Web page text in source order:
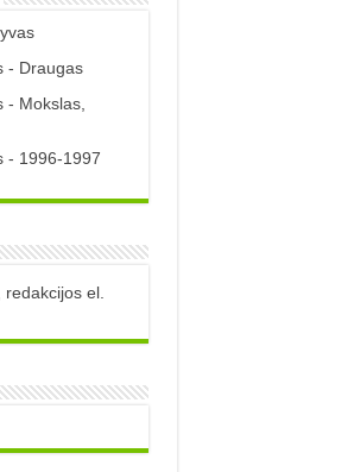
- Draugas
- Mokslas,
- 1996-1997
el.